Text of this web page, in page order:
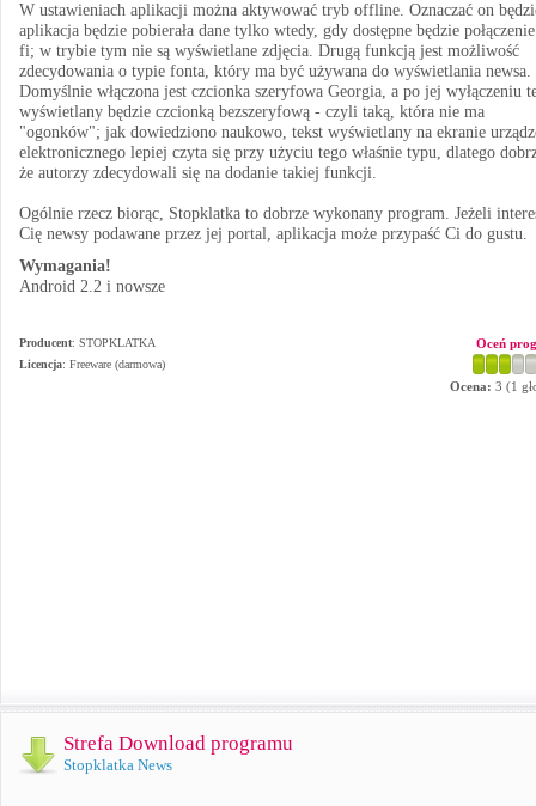
W ustawieniach aplikacji można aktywować tryb offline. Oznaczać on
aplikacja będzie pobierała dane tylko wtedy, gdy dostępne będzie
fi; w trybie tym nie są wyświetlane zdjęcia. Drugą funkcją jest możliwość
zdecydowania o typie fonta, który ma być używana do wyświetlania newsa.
Domyślnie włączona jest czcionka szeryfowa Georgia, a po jej wyłączeniu
wyświetlany będzie czcionką bezszeryfową - czyli taką, która nie ma
"ogonków"; jak dowiedziono naukowo, tekst wyświetlany na ekranie
elektronicznego lepiej czyta się przy użyciu tego właśnie typu, dlatego
że autorzy zdecydowali się na dodanie takiej funkcji.
Ogólnie rzecz biorąc, Stopklatka to dobrze wykonany program. Jeżeli
Cię newsy podawane przez jej portal, aplikacja może przypaść Ci do gustu.
Wymagania!
Android 2.2 i nowsze
Producent: STOPKLATKA
Licencja: Freeware (darmowa)
Oceń
Ocena: 3 (1
Strefa Download programu
Stopklatka News